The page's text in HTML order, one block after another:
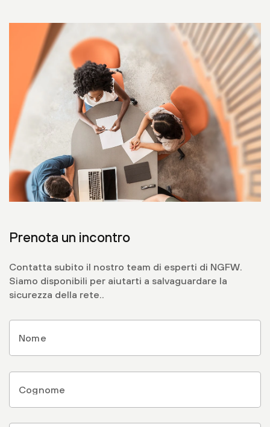
Prenota un incontro
Contatta subito il nostro team di esperti di NGFW.
Siamo disponibili per aiutarti a salvaguardare la
sicurezza della rete..
Ricevi aggiornamenti sulle ultime
novità, inviti per eventi e avvisi relativi
alle minacce
Con l’invio di questo modulo, sono consapevole che i miei dati personali
saranno trattati in conformità alle
Condizioni d’uso e all’
Informativa
sulla privacy di Palo Alto Networks.
Iscriviti
Azienda
Link più richiesti